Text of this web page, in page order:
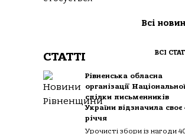
Всі
СТАТТІ ВСІ
Рівненська обласна
організації Національної
спілки письменників
України відзначила своє
річчя
Урочисті збори із нагоди